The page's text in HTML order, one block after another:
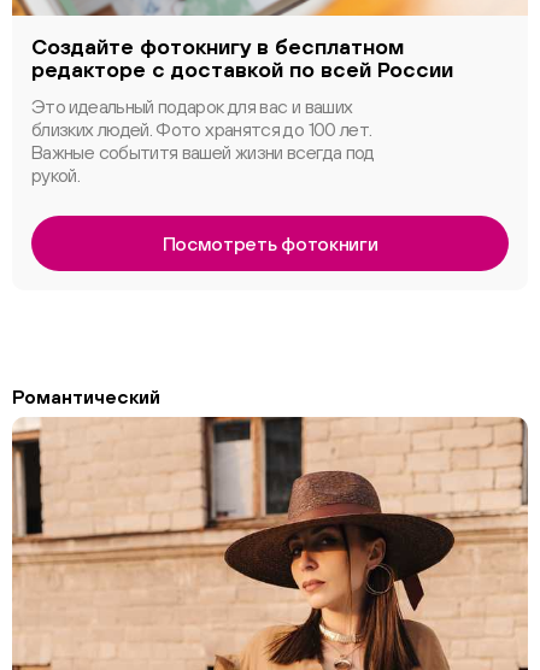
Создайте фотокнигу в бесплатном
редакторе с доставкой по всей России
Это идеальный подарок для вас и ваших
близких людей. Фото хранятся до 100 лет.
Важные событитя вашей жизни всегда под
рукой.
Посмотреть фотокниги
Романтический